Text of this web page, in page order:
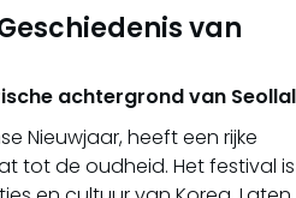
van
achtergrond van Seollal
Nieuwjaar, heeft een rijke
tot de oudheid. Het festival is